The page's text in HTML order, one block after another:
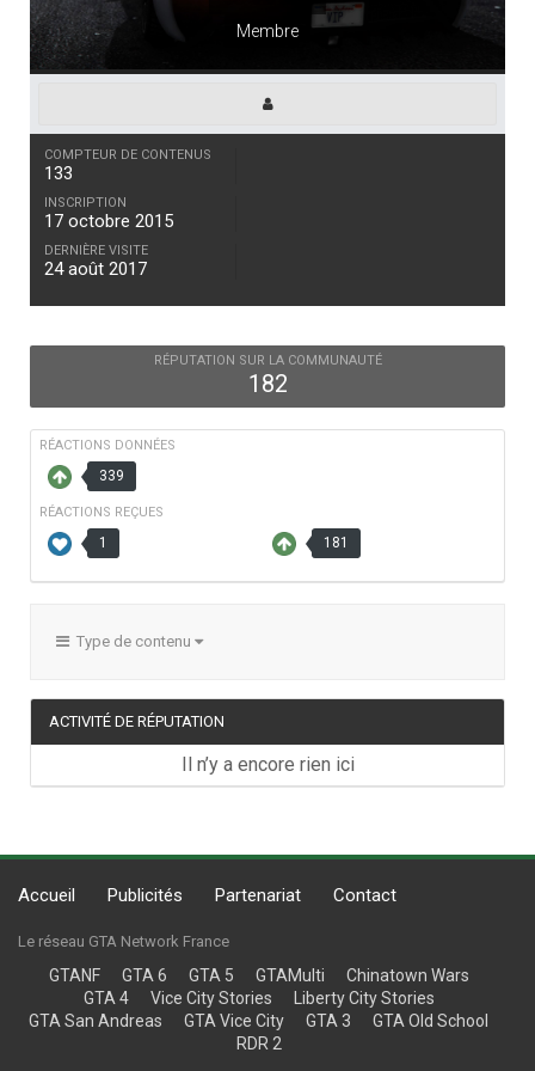
Membre
COMPTEUR DE CONTENUS
133
INSCRIPTION
17 octobre 2015
DERNIÈRE VISITE
24 août 2017
RÉPUTATION SUR LA COMMUNAUTÉ
182
RÉACTIONS DONNÉES
339
RÉACTIONS REÇUES
1 181
Type de contenu
ACTIVITÉ DE RÉPUTATION
Il n’y a encore rien ici
Accueil Publicités Partenariat Contact
Le réseau GTA Network France
GTANF GTA 6 GTA 5 GTAMulti
Chinatown Wars
GTA 4
Vice City Stories
Liberty City Stories
GTA San Andreas
GTA Vice City GTA 3
GTA Old School
RDR 2